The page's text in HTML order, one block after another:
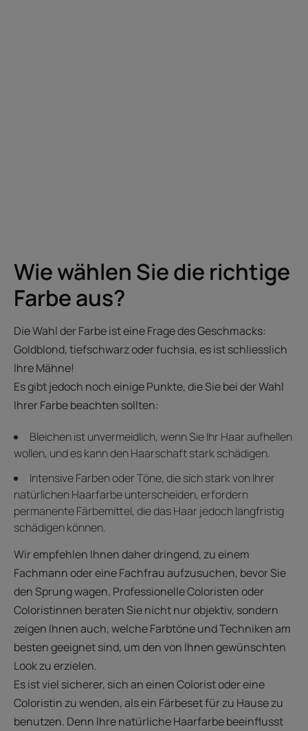
Wie wählen Sie die richtige
Farbe aus?
Die Wahl der Farbe ist eine Frage des Geschmacks:
Goldblond, tiefschwarz oder fuchsia, es ist schliesslich
Ihre Mähne!
Es gibt jedoch noch einige Punkte, die Sie bei der Wahl
Ihrer Farbe beachten sollten:
Bleichen ist unvermeidlich, wenn Sie Ihr Haar aufhellen
wollen, und es kann den Haarschaft stark schädigen.
Intensive Farben oder Töne, die sich stark von Ihrer
natürlichen Haarfarbe unterscheiden, erfordern
permanente Färbemittel, die das Haar jedoch langfristig
schädigen können.
Wir empfehlen Ihnen daher dringend, zu einem
Fachmann oder eine Fachfrau aufzusuchen, bevor Sie
den Sprung wagen. Professionelle Coloristen oder
Coloristinnen beraten Sie nicht nur objektiv, sondern
zeigen Ihnen auch, welche Farbtöne und Techniken am
besten geeignet sind, um den von Ihnen gewünschten
Look zu erzielen.
Es ist viel sicherer, sich an einen Colorist oder eine
Coloristin zu wenden, als ein Färbeset für zu Hause zu
benutzen. Denn Ihre natürliche Haarfarbe beeinflusst